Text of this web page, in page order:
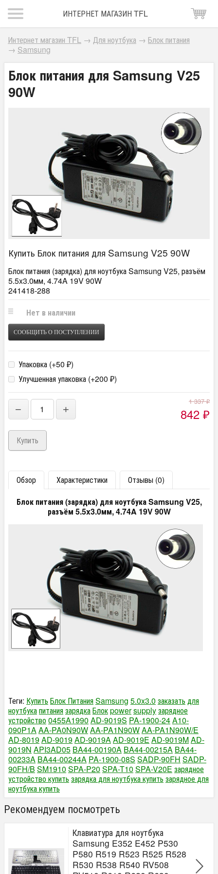
ИНТЕРНЕТ МАГАЗИН TFL
Интернет магазин TFL → Для ноутбука → Блок питания
→ Samsung
Блок питания для Samsung V25
90W
Купить Блок питания для Samsung V25 90W
Блок питания (зарядка) для ноутбука Samsung V25, разъём
5.5x3.0мм, 4.74A 19V 90W
241418-288
Нет в наличии
СООБЩИТЬ О ПОСТУПЛЕНИИ
Упаковка (+50 ₽)
Улучшенная упаковка (+200 ₽)
− +
1 337₽
842 ₽
Обзор Характеристики
Отзывы (0)
Блок питания (зарядка) для ноутбука Samsung V25,
разъём 5.5x3.0мм, 4.74A 19V 90W
Теги: Купить Блок ПитанияSamsung 5.0x3.0 заказать для
ноутбукапитаниязарядкаБлокpowersupplyзарядное
устройство0455A1990 AD-9019S PA-1900-24A10-
090P1AAA-PA0N90WAA-PA1N90WAA-PA1N90W/E
AD-8019AD-9019AD-9019AAD-9019E AD-9019MAD-
9019N API3AD05 BA44-00190A BA44-00215A BA44-
00233A BA44-00244A PA-1900-08S SADP-90FH SADP-
90FH/B SM1910 SPA-P20 SPA-T10 SPA-V20E зарядное
устройство купить зарядка для ноутбука купить зарядное для
ноутбука купить
Рекомендуем посмотреть
Клавиатура для ноутбука
Samsung E352 E452 P530
P580 R519 R523 R525 R528
R530 R538 R540 RV508